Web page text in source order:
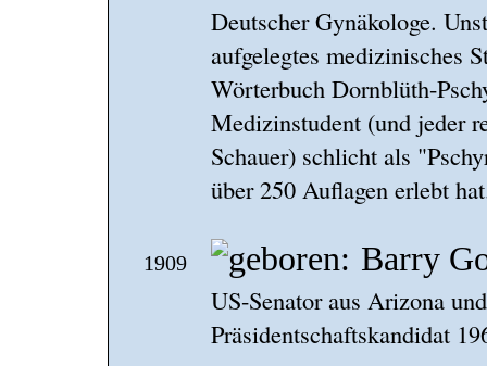
Deutscher Gynäkologe.
aufgelegtes medizinisches
Wörterbuch Dornblüth-
Medizinstudent (und jeder
Schauer) schlicht als
über 250 Auflagen erlebt
1909 Barry
US-Senator aus Arizona
Präsidentschaftskandidat